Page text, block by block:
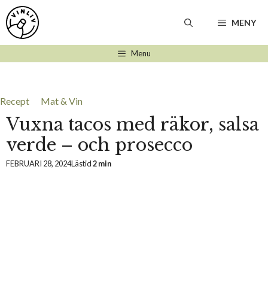
Hoppa
till
innehåll
MENY
Menu
Recept Mat & Vin
Vuxna tacos med räkor, salsa
verde – och prosecco
FEBRUARI 28, 2024Lästid2 min